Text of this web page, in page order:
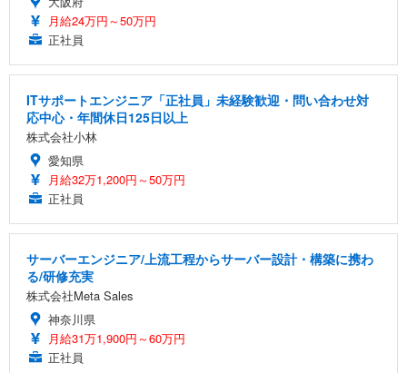
月給24万円～50万円
正社員
ITサポートエンジニア「正社員」未経験歓迎・問い合わせ対
応中心・年間休日125日以上
株式会社小林
愛知県
月給32万1,200円～50万円
正社員
サーバーエンジニア/上流工程からサーバー設計・構築に携わ
る/研修充実
株式会社Meta Sales
神奈川県
月給31万1,900円～60万円
正社員